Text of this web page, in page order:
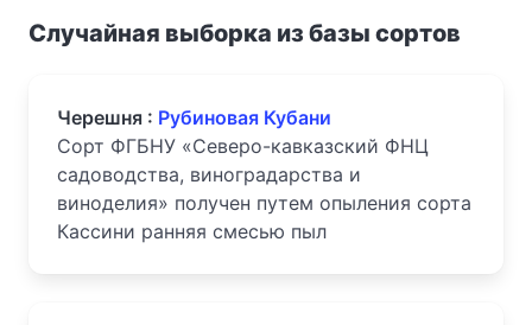
Случайная выборка из базы сортов
Черешня : Рубиновая Кубани
Сорт ФГБНУ «Северо-кавказский ФНЦ
садоводства, виноградарства и
виноделия» получен путем опыления сорта
Кассини ранняя смесью пыл